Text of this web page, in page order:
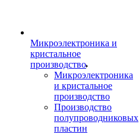
Микроэлектроника и
кристальное
производство
Микроэлектроника
и кристальное
производство
Производство
полупроводниковых
пластин